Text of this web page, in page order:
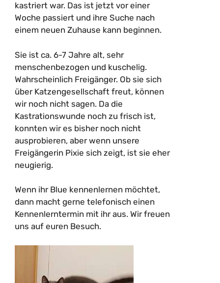
kastriert war. Das ist jetzt vor einer
Woche passiert und ihre Suche nach
einem neuen Zuhause kann beginnen.
Sie ist ca. 6-7 Jahre alt, sehr
menschenbezogen und kuschelig.
Wahrscheinlich Freigänger. Ob sie sich
über Katzengesellschaft freut, können
wir noch nicht sagen. Da die
Kastrationswunde noch zu frisch ist,
konnten wir es bisher noch nicht
ausprobieren, aber wenn unsere
Freigängerin Pixie sich zeigt, ist sie eher
neugierig.
Wenn ihr Blue kennenlernen möchtet,
dann macht gerne telefonisch einen
Kennenlerntermin mit ihr aus. Wir freuen
uns auf euren Besuch.